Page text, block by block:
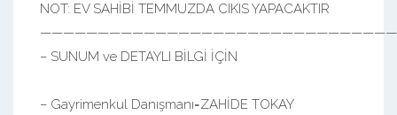
NOT: EV SAHİBİ TEMMUZDA CIKIS YAPACAKTIR
– SUNUM ve DETAYLI BİLGİ İÇİN
– Gayrimenkul Danışmanı=ZAHİDE TOKAY